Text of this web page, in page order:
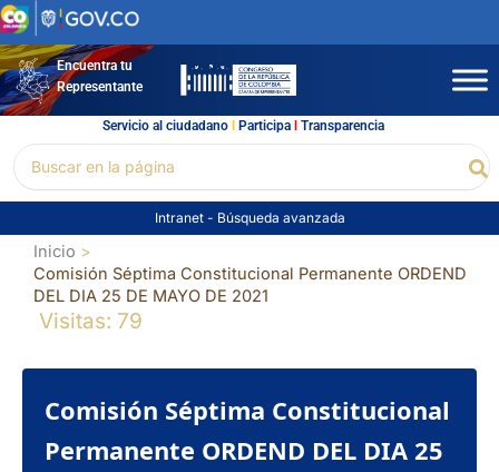
Ir
al
contenidoEncuentra tu
Representante
Servicio al ciudadano l Participal Transparencia
por:
Intranet - Búsqueda avanzada
Inicio
Comisión Séptima Constitucional Permanente ORDEND
DEL DIA 25 DE MAYO DE 2021
Visitas: 79
Comisión Séptima Constitucional
Permanente ORDEND DEL DIA 25